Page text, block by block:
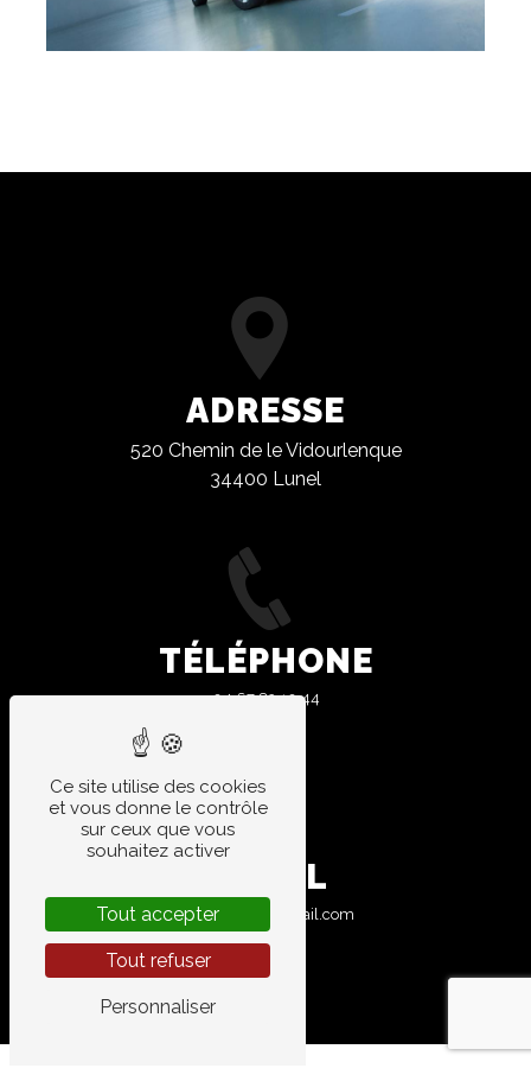
ADRESSE
520 Chemin de le Vidourlenque
34400 Lunel
TÉLÉPHONE
04 67 83 10 44
E-MAIL
garage.aires@gmail.com
Ce site utilise des cookies
et vous donne le contrôle
sur ceux que vous
souhaitez activer
Tout accepter
Tout refuser
Personnaliser